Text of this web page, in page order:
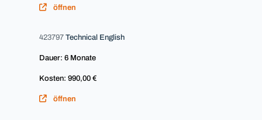
öffnen
423797 Technical English
Dauer: 6 Monate
Kosten: 990,00 €
öffnen